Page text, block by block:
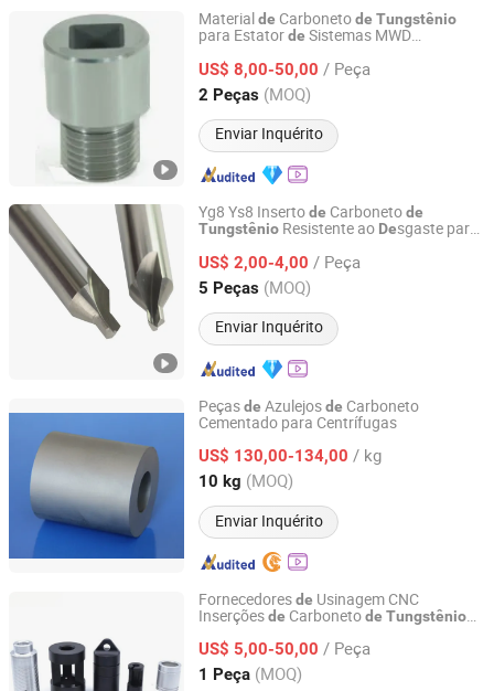
Materialde Carbonetode Tungstênio
para Estatorde Sistemas MWD
dePetróleo e Gás
US$ 8,00-50,00 / Peça
2 Peças (MOQ)
Enviar Inquérito
Zhuzhou Zonco Sinotech Wear-resistant Material Co., Ltd.
Desde 2021
Yg8 Ys8 Insertode Carbonetode
Tungstênio Resistente ao Desgaste para
US$ 2,00-4,00 / Peça
5 Peças (MOQ)
Enviar Inquérito
Shandong Quansheng Material Technology Group Co.,
LTD
Shandong, China Desde 2024
Peçasde Azulejosde Carboneto
Cementado para Centrífugas
US$ 130,00-134,00 / kg
10 kg (MOQ)
Enviar Inquérito
Jinan Xinyu Cemented Carbide Co., Ltd.
Shandong, China Desde 2015
Fornecedoresde Usinagem CNC
Inserçõesde Carbonetode Tungstênio
LâminadeCarboneto
US$ 5,00-50,00 / Peça
1 Peça (MOQ)
Niingbo Quanxing Mould and Machinery Co., Ltd
Zhejiang, China Desde 2025